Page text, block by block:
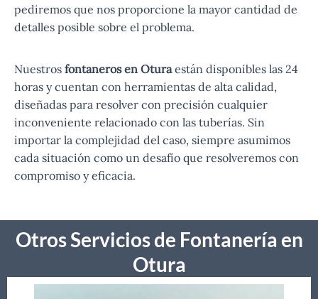
pediremos que nos proporcione la mayor cantidad de
detalles posible sobre el problema.
Nuestros fontaneros en Oturaestán disponibles las 24
horas y cuentan con herramientas de alta calidad,
diseñadas para resolver con precisión cualquier
inconveniente relacionado con las tuberías. Sin
importar la complejidad del caso, siempre asumimos
cada situación como un desafío que resolveremos con
compromiso y eficacia.
Otros Servicios de Fontanería en
Otura